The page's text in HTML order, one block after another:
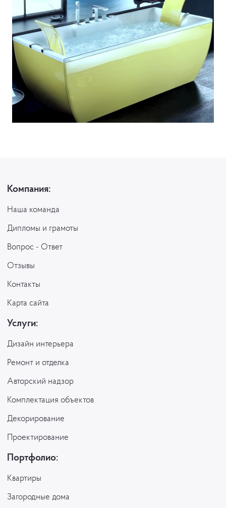
Компания:
Наша команда
Дипломы и грамоты
Вопрос - Ответ
Отзывы
Контакты
Карта сайта
Услуги:
Дизайн интерьера
Ремонт и отделка
Авторский надзор
Комплектация объектов
Декорирование
Проектирование
Портфолио:
Квартиры
Загородные дома